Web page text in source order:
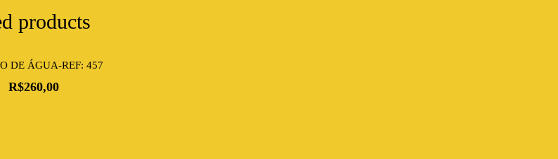
products
DE ÁGUA-REF: 457
R$260,00